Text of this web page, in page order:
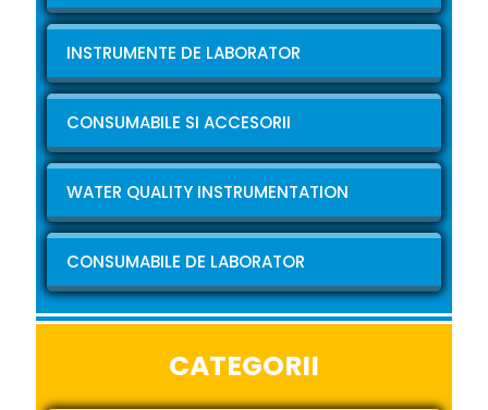
INSTRUMENTE DE LABORATOR
CONSUMABILE SI ACCESORII
WATER QUALITY INSTRUMENTATION
CONSUMABILE DE LABORATOR
CATEGORII